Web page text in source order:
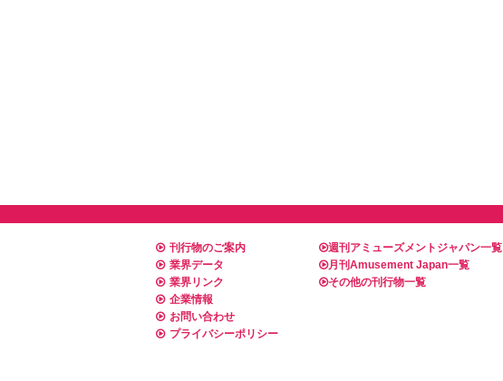
刊行物のご案内
業界データ
業界リンク
企業情報
お問い合わせ
プライバシーポリシー
週刊アミューズメントジャパン一覧
月刊Amusement Japan一覧
その他の刊行物一覧